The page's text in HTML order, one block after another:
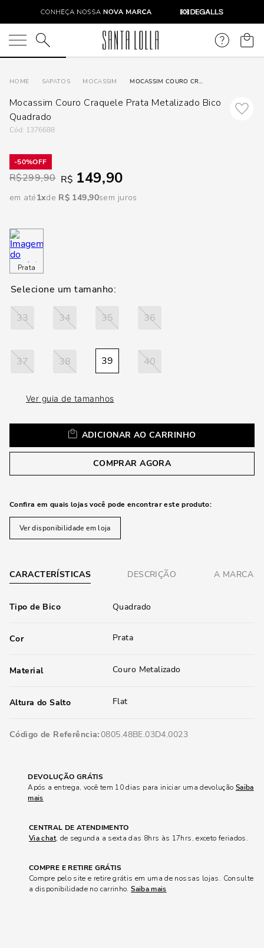
O que você está procurando?
SAPATOS MOCASSIM MOCASSIM COURO CRAQUELE PRATA METALIZADO BICO QUADRADO
Mocassim Couro Craquele Prata Metalizado Bico
Quadrado
: 1376688
50%
R$299,90 R$ 149,90
em até1 R$ 149,90sem juros
Prata
33 34 35 36
37 38 39 40
Ver guia de tamanhos
ADICIONAR AO CARRINHO
COMPRAR AGORA
Confira em quais lojas você pode encontrar este produto:
Ver disponibilidade em loja
CARACTERÍSTICAS DESCRIÇÃO A MARCA
Tipo de Bico Quadrado
Cor Prata
Material Couro Metalizado
Altura do Salto Flat
Código de Referência 0805.48BE.03D4.0023
DEVOLUÇÃO GRÁTIS
Após a entrega, você tem 10 dias para iniciar uma devolução Saiba
mais
CENTRAL DE ATENDIMENTO
Via chat, de segunda a sexta das 8hrs às 17hrs, exceto feriados.
COMPRE E RETIRE GRÁTIS
Compre pelo site e retire grátis em uma de nossas lojas. Consulte
a disponibilidade no carrinho.Saiba mais